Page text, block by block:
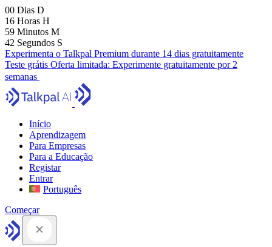
00 Dias D
16 Horas H
59 Minutos M
41 Segundos S
Experimenta o Talkpal Premium durante 14 dias gratuitamente
Teste grátis Oferta limitada: Experimente gratuitamente por 2
semanas
Início
Aprendizagem
Para Empresas
Para a Educação
Registar
Entrar
Português
Começar